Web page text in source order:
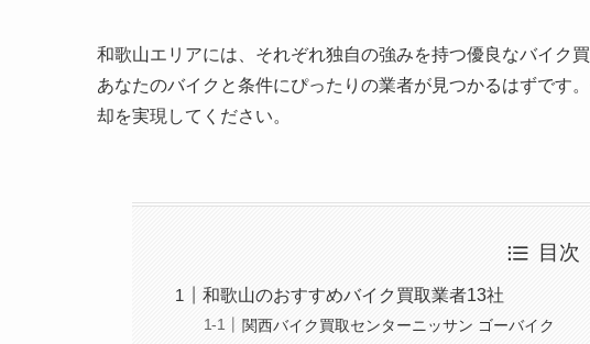
和歌山エリアには、それぞれ独自の強みを持つ優良なバイク
あなたのバイクと条件にぴったりの業者が見つかるはずです
却を実現してください。
目次
和歌山のおすすめバイク買取業者13社
関西バイク買取センターニッサン ゴーバイク